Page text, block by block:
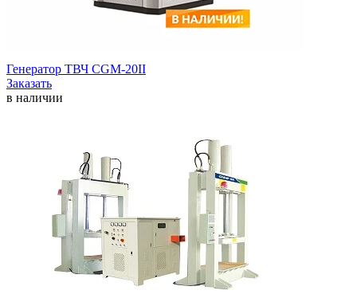
Генератор ТВЧ CGM-20II
Заказать
в наличии